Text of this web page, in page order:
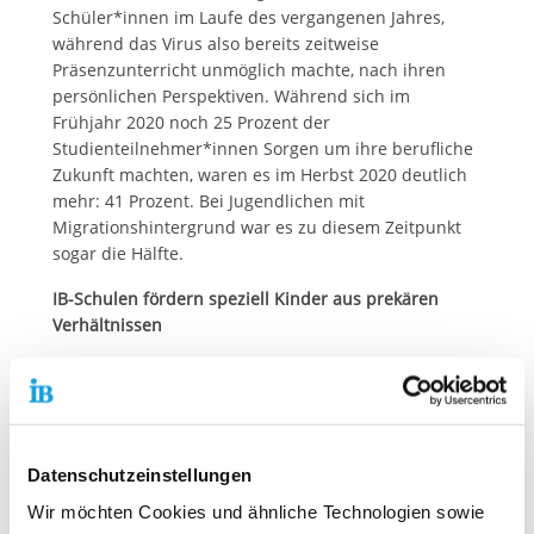
Datenschutzeinstellungen
Wir möchten Cookies und ähnliche Technologien sowie
Schüler*innen im Laufe des vergangenen Jahres,
während das Virus also bereits zeitweise
Präsenzunterricht unmöglich machte, nach ihren
persönlichen Perspektiven. Während sich im
Frühjahr 2020 noch 25 Prozent der
Studienteilnehmer*innen Sorgen um ihre berufliche
Zukunft machten, waren es im Herbst 2020 deutlich
mehr: 41 Prozent. Bei Jugendlichen mit
Migrationshintergrund war es zu diesem Zeitpunkt
sogar die Hälfte.
IB-Schulen fördern speziell Kinder aus prekären
Verhältnissen
Ähnlich sehen die Zahlen aus, wenn man die
Schüler*innen danach trennt, ob die Eltern einen
Hochschulabschluss haben. Akademiker-Kinder
ihren Berufsweg, unter allen anderen lag der Wert
bei 45 Prozent. Anfang 2020 lagen diese beiden
Gruppen mit 26 und 25 Prozent noch fast gleichauf.